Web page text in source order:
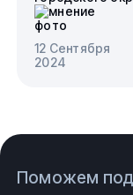
12 Сентября
2024
Поможем